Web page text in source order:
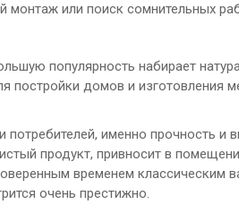
монтаж или поиск сомнительных
популярность набирает
постройки домов и
именно прочность и
продукт, привносит в
временем классическим
очень престижно.